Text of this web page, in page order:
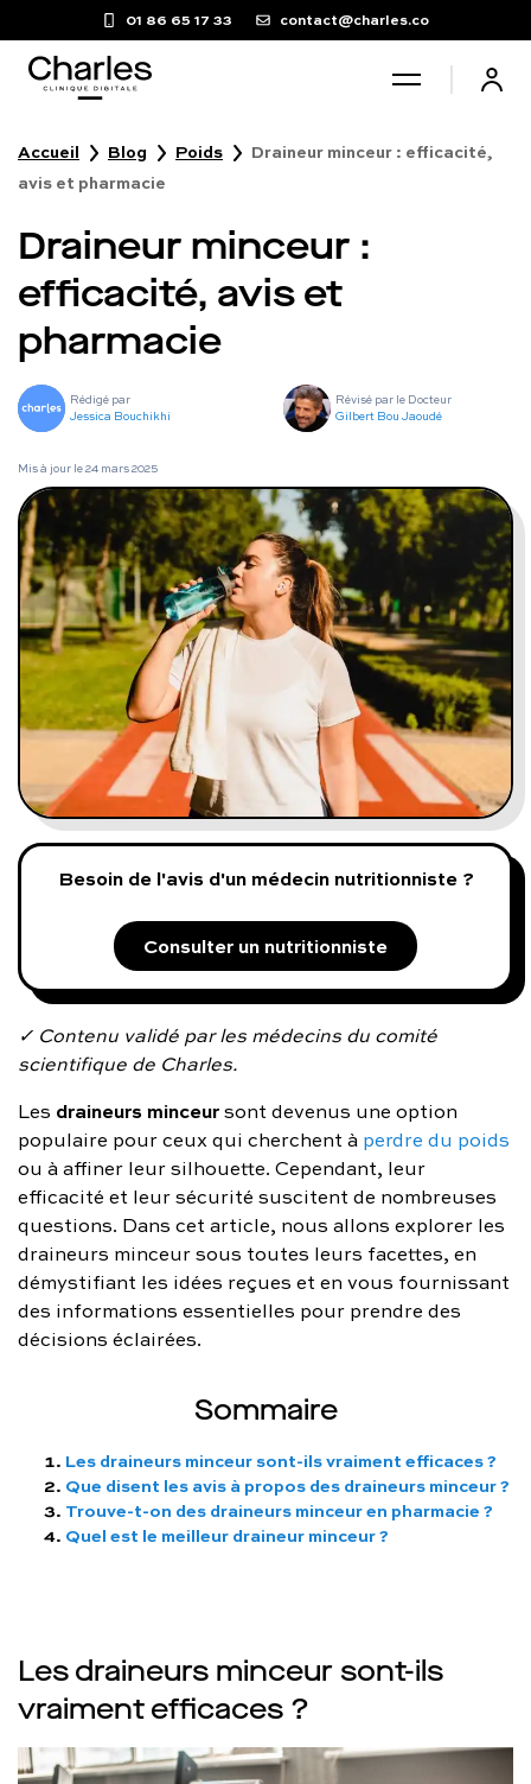
01 86 65 17 33 contact@charles.co
Santé sexuelle
Poids
Troubles du sommeil
Fertilité masculine
Chute de cheveux
Programmes digitaux
Comment ça marche ?
Notre approche médicale
Blog
Prenez soin de vous :
Vous avez des questions :
01 86 65 17 33
contact@charles.co
Accueil Blog Poids
Draineur minceur : efficacité,
avis et pharmacie
Draineur minceur :
efficacité, avis et
pharmacie
Rédigé par
Jessica Bouchikhi
Révisé par le Docteur
Gilbert Bou Jaoudé
Mis à jour le24 mars 2025
Besoin de l'avis d'un médecin nutritionniste ?
Consulter un nutritionniste
✓ Contenu validé par les médecins du comité
scientifique de Charles.
Les draineurs minceursont devenus une option
populaire pour ceux qui cherchent à perdre du poids
ou à affiner leur silhouette. Cependant, leur
efficacité et leur sécurité suscitent de nombreuses
questions. Dans cet article, nous allons explorer les
draineurs minceur sous toutes leurs facettes, en
démystifiant les idées reçues et en vous fournissant
des informations essentielles pour prendre des
décisions éclairées.
Sommaire
Les draineurs minceur sont-ils vraiment efficaces ?
Que disent les avis à propos des draineurs minceur ?
Trouve-t-on des draineurs minceur en pharmacie ?
Quel est le meilleur draineur minceur ?
Les draineurs minceur sont-ils
vraiment efficaces ?